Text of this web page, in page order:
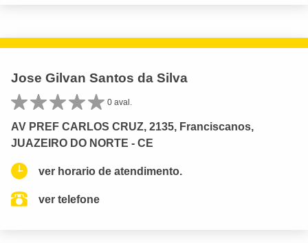
Jose Gilvan Santos da Silva
0 aval.
AV PREF CARLOS CRUZ, 2135, Franciscanos,
JUAZEIRO DO NORTE - CE
ver horario de atendimento.
ver telefone